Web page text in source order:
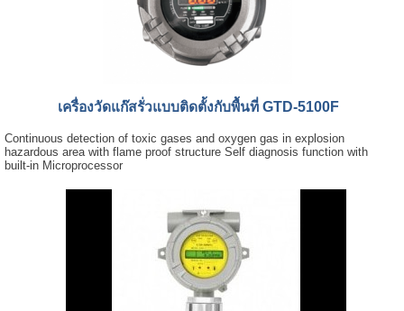
เครื่องวัดแก๊สรั่วแบบติดตั้งกับพื้นที่ GTD-5100F
Continuous detection of toxic gases and oxygen gas in explosion
hazardous area with flame proof structure Self diagnosis function with
built-in Microprocessor